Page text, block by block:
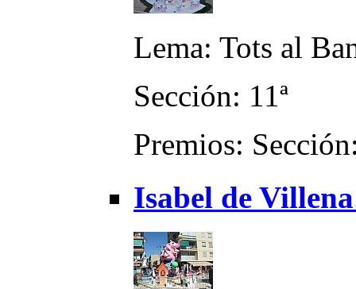
Lema: Tots al
Sección: 11ª
Premios:
Isabel de